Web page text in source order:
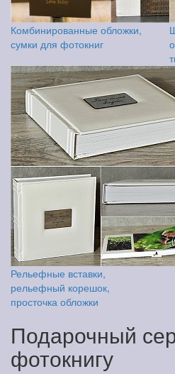
Комбинированные обложки,
сумки для фотокниг
Рельефные вставки,
рельефный корешок,
просточка обложки
Подарочный
фотокнигу